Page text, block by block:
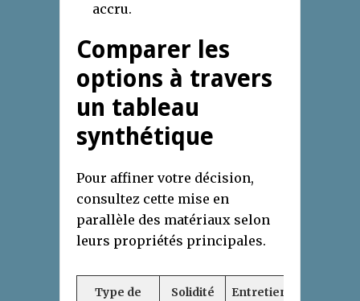
accru.
Comparer les
options à travers
un tableau
synthétique
Pour affiner votre décision,
consultez cette mise en
parallèle des matériaux selon
leurs propriétés principales.
Type de
Solidité Entretien